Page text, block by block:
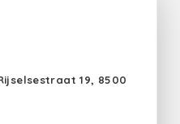
19, 8500